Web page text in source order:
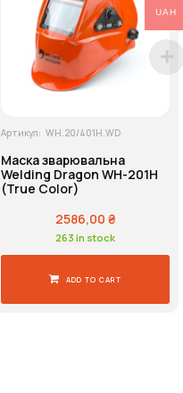
Артикул: WH.20/401H.WD
Маска зварювальна
Welding Dragon WH-201H
(True Color)
2586,00 ₴
263 in stock
ADD TO CART
UAH